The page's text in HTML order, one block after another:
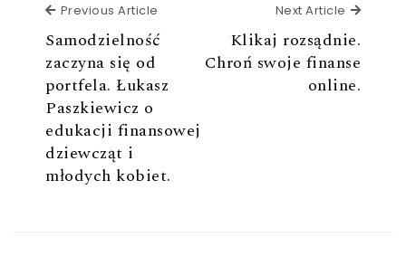
Previous Article
Samodzielność
zaczyna się od
portfela. Łukasz
Paszkiewicz o
edukacji finansowej
dziewcząt i
młodych kobiet.
Next Article Next
Klikaj rozsądnie.
Chroń swoje finanse
online.